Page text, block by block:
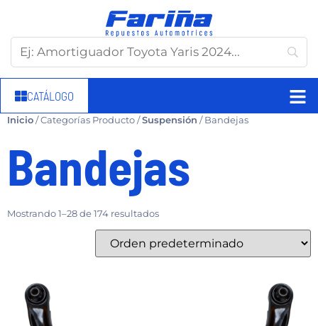
CATÁLOGO
Inicio/ Categorías Producto /Suspensión / Bandejas
Bandejas
Mostrando 1–28 de 174 resultados